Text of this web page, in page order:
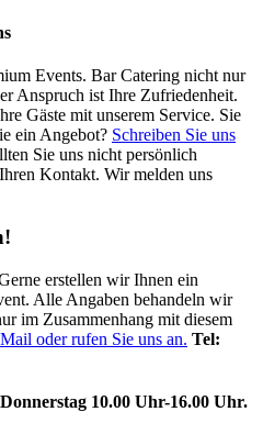
Events. Bar Catering nicht nur
Anspruch ist Ihre Zufriedenheit.
Gäste mit unserem Service. Sie
ein Angebot? Schreiben Sie uns
Sie uns nicht persönlich
Kontakt. Wir melden uns
erstellen wir Ihnen ein
Alle Angaben behandeln wir
im Zusammenhang mit diesem
oder rufen Sie uns an. Tel:
10.00 Uhr-16.00 Uhr.